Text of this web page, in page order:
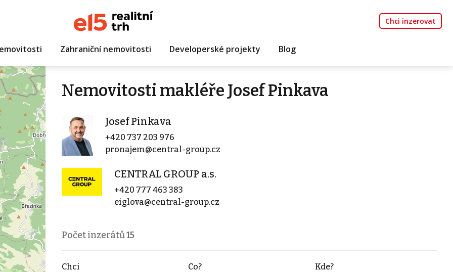
Chci inzerovat
Zahraniční nemovitosti Developerské projekty Blog
Nemovitosti makléře Josef Pinkava
Josef Pinkava
+420 737 203 976
pronajem@central-group.cz
CENTRAL GROUP a.s.
+420 777 463 383
eiglova@central-group.cz
Počet inzerátů15
Chci Co? Kde?